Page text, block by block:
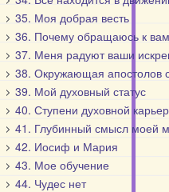
35. Моя добрая весть
36. Почему обращаюсь к
37. Меня радуют ваши
38. Окружающая апостолов
39. Мой духовный статус
40. Ступени духовной
41. Глубинный смысл моей
42. Иосиф и Мария
43. Мое обучение
44. Чудес нет